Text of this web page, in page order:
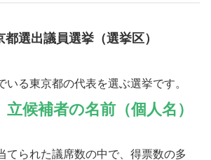
選出議員選挙（選挙区）
いる東京都の代表を選ぶ選挙です。
立候補者の名前（個人名）
てられた議席数の中で、得票数の多